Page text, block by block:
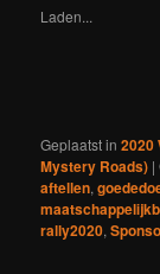
geopend)
nieuw
Laden...
Geplaatst in 2020
Mystery Roads) |
aftellen,
rally2020,